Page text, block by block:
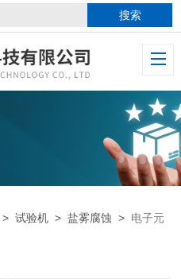
>试验机 >盐雾腐蚀 > 电子元